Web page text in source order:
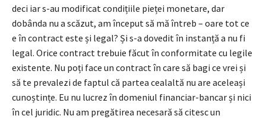
deci iar s-au modificat condițiile pieței monetare, dar
dobânda nu a scăzut, am început să mă întreb – oare tot ce
e în contract este și legal? Și s-a dovedit în instanță a nu fi
legal. Orice contract trebuie făcut în conformitate cu legile
existente. Nu poți face un contract în care să bagi ce vrei și
să te prevalezi de faptul că partea cealaltă nu are aceleași
cunoștințe. Eu nu lucrez în domeniul financiar-bancar și nici
în cel juridic. Nu am pregătirea necesară să citesc un